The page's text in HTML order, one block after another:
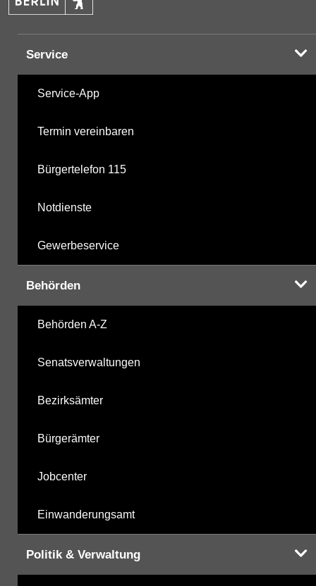
Service
Service-App
Termin vereinbaren
Bürgertelefon 115
Notdienste
Gewerbeservice
Behörden
Behörden A-Z
Senatsverwaltungen
Bezirksämter
Bürgerämter
Jobcenter
Einwanderungsamt
Politik & Verwaltung